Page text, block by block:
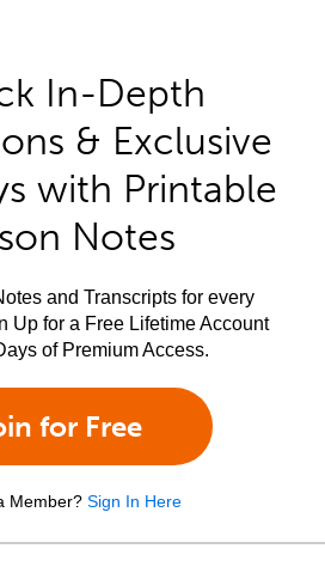
In-Depth
& Exclusive
with Printable
Notes
and Transcripts for every
Up for a Free Lifetime Account
of Premium Access.
for Free
Member? Sign In Here